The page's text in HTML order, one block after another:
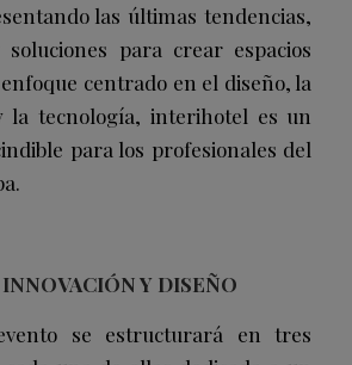
las últimas tendencias,
soluciones para crear espacios
centrado en el diseño, la
la tecnología, interihotel es un
para los profesionales del
Y DISEÑO
se estructurará en tres